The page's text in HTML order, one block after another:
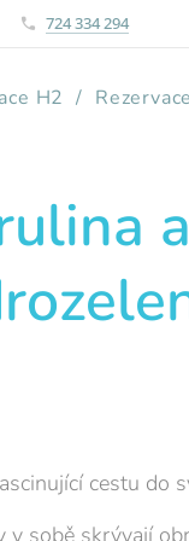
724 334 294
H2 Rezervace
cestu do
v sobě skrývají